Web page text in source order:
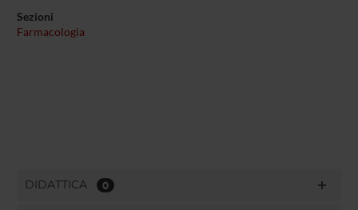
Sezioni
Farmacologia
DIDATTICA 0